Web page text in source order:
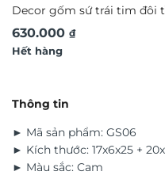
Decor gốm sứ trái tim đôi
630.000 ₫
Hết hàng
Thông tin
► Mã sản phẩm: GS06
► Kích thước: 17x6x25 +
► Màu sắc: Cam